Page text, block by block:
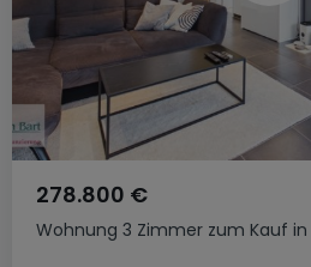
Wohnung 3 Zimmer zum Kauf in
278.800 €